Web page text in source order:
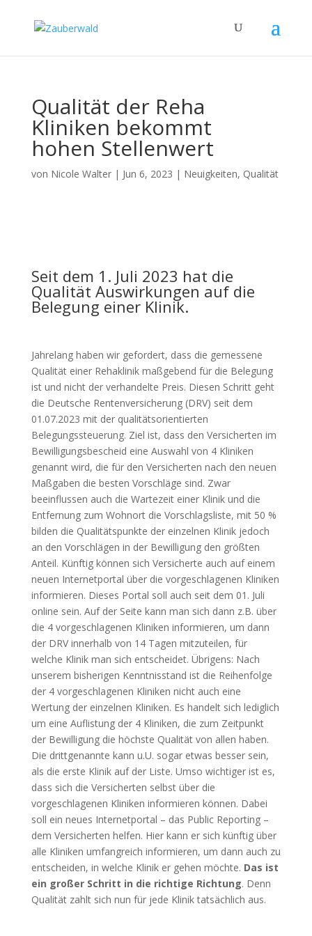
Qualität der Reha
Kliniken bekommt
hohen Stellenwert
von Nicole Walter| Jun 6, 2023 | Neuigkeiten, Qualität
Seit dem 1. Juli 2023 hat die
Qualität Auswirkungen auf die
Belegung einer Klinik.
Jahrelang haben wir gefordert, dass die gemessene
Qualität einer Rehaklinik maßgebend für die Belegung
ist und nicht der verhandelte Preis. Diesen Schritt geht
die Deutsche Rentenversicherung (DRV) seit dem
01.07.2023 mit der qualitätsorientierten
Belegungssteuerung. Ziel ist, dass den Versicherten im
Bewilligungsbescheid eine Auswahl von 4 Kliniken
genannt wird, die für den Versicherten nach den neuen
Maßgaben die besten Vorschläge sind. Zwar
beeinflussen auch die Wartezeit einer Klinik und die
Entfernung zum Wohnort die Vorschlagsliste, mit 50 %
bilden die Qualitätspunkte der einzelnen Klinik jedoch
an den Vorschlägen in der Bewilligung den größten
Anteil. Künftig können sich Versicherte auch auf einem
neuen Internetportal über die vorgeschlagenen Kliniken
informieren. Dieses Portal soll auch seit dem 01. Juli
online sein. Auf der Seite kann man sich dann z.B. über
die 4 vorgeschlagenen Kliniken informieren, um dann
der DRV innerhalb von 14 Tagen mitzuteilen, für
welche Klinik man sich entscheidet. Übrigens: Nach
unserem bisherigen Kenntnisstand ist die Reihenfolge
der 4 vorgeschlagenen Kliniken nicht auch eine
Wertung der einzelnen Kliniken. Es handelt sich lediglich
um eine Auflistung der 4 Kliniken, die zum Zeitpunkt
der Bewilligung die höchste Qualität von allen haben.
Die drittgenannte kann u.U. sogar etwas besser sein,
als die erste Klinik auf der Liste. Umso wichtiger ist es,
dass sich die Versicherten selbst über die
vorgeschlagenen Kliniken informieren können. Dabei
soll ein neues Internetportal – das Public Reporting –
dem Versicherten helfen. Hier kann er sich künftig über
alle Kliniken umfangreich informieren, um dann auch zu
entscheiden, in welche Klinik er gehen möchte. Das ist
ein großer Schritt in die richtige Richtung. Denn
Qualität zahlt sich nun für jede Klinik tatsächlich aus.